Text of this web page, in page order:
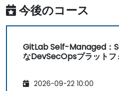
今後のコース
GitLab Self-Managed：
なDevSecOpsプラットフ
2026-09-22 10:00